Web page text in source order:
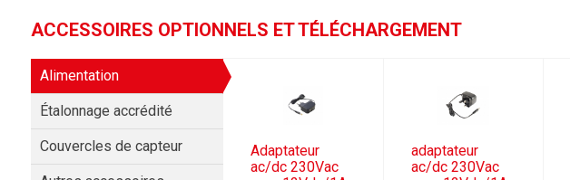
ACCESSOIRES OPTIONNELS ET TÉLÉCHARGEMENT
Alimentation
Étalonnage accrédité
Couvercles de capteur
Adaptateur
ac/dc 230Vac
adaptateur
ac/dc 230Vac